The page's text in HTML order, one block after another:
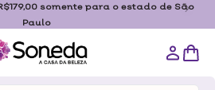
somente para o estado de São
Paulo